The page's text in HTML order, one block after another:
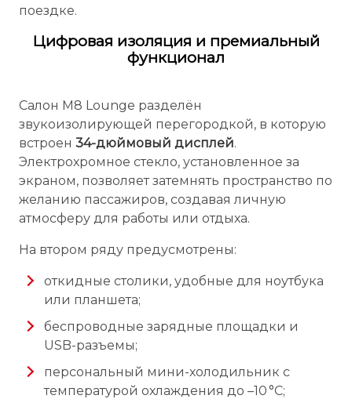
поездке.
Цифровая изоляция и премиальный
функционал
Салон M8 Lounge разделён
звукоизолирующей перегородкой, в которую
встроен 34-дюймовый дисплей.
Электрохромное стекло, установленное за
экраном, позволяет затемнять пространство по
желанию пассажиров, создавая личную
атмосферу для работы или отдыха.
На втором ряду предусмотрены:
откидные столики, удобные для ноутбука
или планшета;
беспроводные зарядные площадки и
USB-разъемы;
персональный мини-холодильник с
температурой охлаждения до –10 °C;